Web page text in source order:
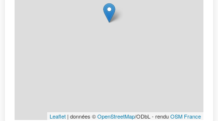
Leaflet | données ©OpenStreetMap/ODbL - renduOSM France